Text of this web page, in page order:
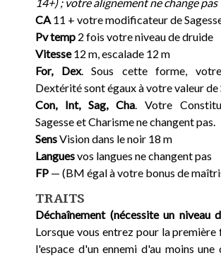
CA 11 + votre modificateur de
Pv temp 2 fois votre niveau de druide
Vitesse12 m, escalade 12 m
For, Dex. Sous cette forme,
Dextérité sont égaux à votre valeur de
Con, Int, Sag, Cha. Votre
Sagesse et Charisme ne changent pas.
SensVision dans le noir 18 m
Languesvos langues ne changent pas
FP — (BM égal à votre bonus de
TRAITS
Déchaînement (nécessite un niveau
Lorsque vous entrez pour la
l'espace d'un ennemi d'au moins